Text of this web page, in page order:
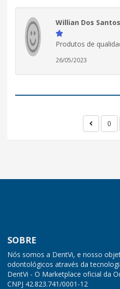
Willian Dos
Produtos de
26/05/2023
0
SOBRE
Nós somos a DentVi, e nosso
odontológicos através da
DentVi - O Marketplace oficial da
CNPJ 42.823.741/0001-12